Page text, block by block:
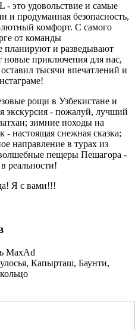
это удовольствие и самые
и продуманная безопасность,
комфорт. С самого
от команды
планируют и разведывают
приключения для нас,
тысячи впечатлений и
рощи в Узбекистане и
экскурсия - пожалуй, лучший
зимние походы на
настоящая снежная сказка;
направление в турах из
пещеры Пешагора -
реальности!
Я с вами!!!
MaxAd
Капырташ, Баунти,